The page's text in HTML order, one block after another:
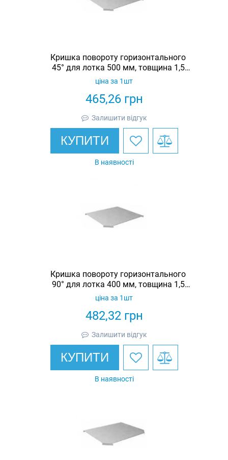
Кришка повороту горизонтального
45° для лотка 500 мм, товщина 1,5
мм, гарячеоцинкована, Eurotray
465,26грн
ціна за 1шт
Залишити відгук
КУПИТИ
В наявності
Кришка повороту горизонтального
90° для лотка 400 мм, товщина 1,5
мм, гарячеоцинкована, Eurotray
482,32грн
ціна за 1шт
Залишити відгук
КУПИТИ
В наявності